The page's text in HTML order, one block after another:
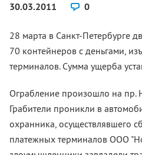
30.03.2011
0
28 марта в Санкт-Петербурге
70 контейнеров с деньгами,
терминалов. Сумма ущерба
Ограбление произошло на пр.
Грабители проникли в
охранника, осуществлявшего
платежных терминалов ООО